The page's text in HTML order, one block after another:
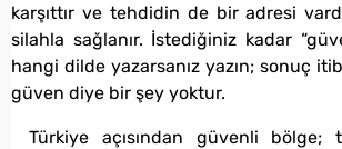
karşıttır ve tehdidin de bir adresi
silahla sağlanır. İstediğiniz kadar
hangi dilde yazarsanız yazın; sonuç
güven diye bir şey yoktur.
Türkiye açısından güvenli bölge;